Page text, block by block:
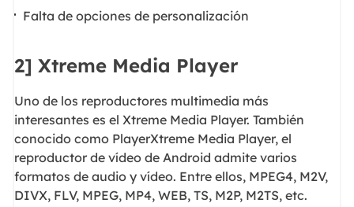
Falta de opciones de personalización
2] Xtreme Media Player
Uno de los reproductores multimedia más
interesantes es el Xtreme Media Player. También
conocido como PlayerXtreme Media Player, el
reproductor de vídeo de Android admite varios
formatos de audio y vídeo. Entre ellos, MPEG4, M2V,
DIVX, FLV, MPEG, MP4, WEB, TS, M2P, M2TS, etc.